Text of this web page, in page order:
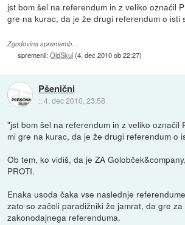
jst bom šel na referendum in z veliko označil
gre na kurac, da je že drugi referendum o isti
Zgodovina sprememb…
spremenil:OldSkul(4. dec 2010 ob 22:27)
Pšenični
::4. dec 2010, 23:58
"jst bom šel na referendum in z veliko označil
mi gre na kurac, da je že drugi referendum o
Ob tem, ko vidiš, da je ZA
PROTI.
Enaka usoda čaka vse naslednje
zato so začeli paradižniki že jamrat, da gre za
zakonodajnega referenduma.